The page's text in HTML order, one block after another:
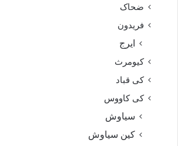
ضحاک
فریدون
ایرج
کیومرث
کی قباد
کی کاووس
سیاوش
کین سیاوش